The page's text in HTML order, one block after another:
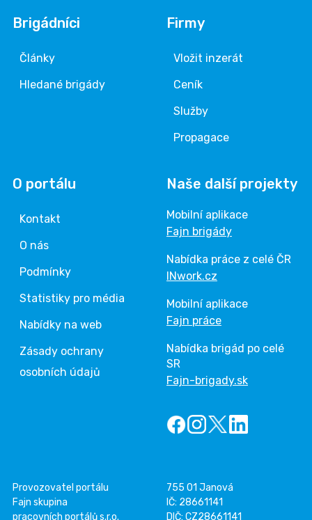
Brigádníci
Články
Hledané brigády
Firmy
Vložit inzerát
Ceník
Služby
Propagace
O portálu
Kontakt
O nás
Podmínky
Statistiky pro média
Nabídky na web
Zásady ochrany
osobních údajů
Naše další projekty
Mobilní aplikace
Fajn brigády
Nabídka práce z celé ČR
INwork.cz
Mobilní aplikace
Fajn práce
Nabídka brigád po celé
SR
Fajn-brigady.sk
Provozovatel portálu
Fajn skupina
pracovních portálů s.r.o.
755 01 Janová
IČ: 28661141
DIČ: CZ28661141